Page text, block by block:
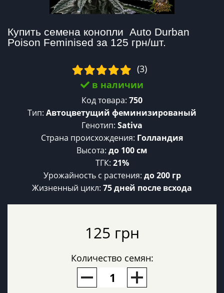
Купить семена конопли  Auto Durban
Poison Feminised за 125 грн/шт.
(3)
в наличии
Код товара: 750
Тип: Автоцветущий феминизированый
Генотип: Sativa
Страна происхождения: Голландия
Высота: до 100 см
ТГК: 21%
Урожайность c растения: до 200 гр
Жизненный цикл: 75 дней после всхода
125 грн
Количество семян: